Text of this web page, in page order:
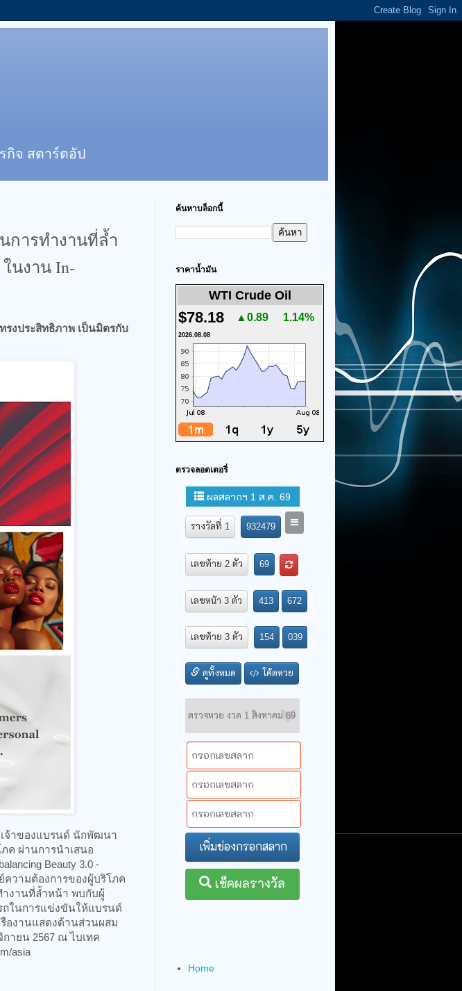
กิจ สตาร์ตอัป
การทำงานที่ล้ำ
นงาน In-
รงประสิทธิภาพ เป็นมิตรกับ
จ้าของแบรนด์ นักพัฒนา
ค ผ่านการนำเสนอ
Beauty 3.0 -
ย์ความต้องการของผู้บริโภค
ำงานที่ล้ำหน้า พบกับผู้
ถในการแข่งขันให้แบรนด์
รืองานแสดงด้านส่วนผสม
ายน 2567 ณ ไบเทค
asia
ค้นหาบล็อกนี้
ราคาน้ำมัน
WTI Crude Oil
$78.18 ▲0.89 1.14%
2026.08.08
ตรวจลอตเตอรี่
Home